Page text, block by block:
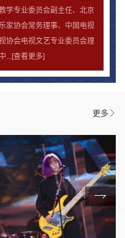
学专业委员会副主任、北京
家协会常务理事、中国电视
协会电视文艺专业委员会理
...[查看更多]
更多